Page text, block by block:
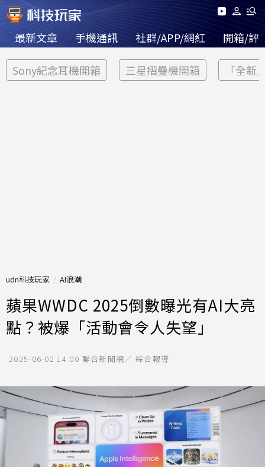
最新文章 手機通訊 社群/APP/網紅 開箱/評
Sony紀念耳機開箱 三星摺疊機開箱 「全新
udn科技玩家 AI浪潮
蘋果WWDC 2025倒數曝光有AI大亮
點？被爆「活動會令人失望」
2025-06-02 14:00 聯合新聞網／ 綜合報導